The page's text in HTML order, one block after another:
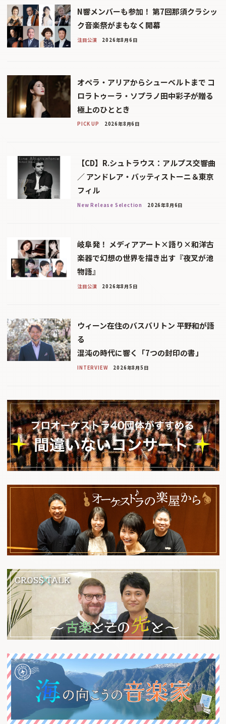
N響メンバーも参加！ 第7回那須クラシッ
ク音楽祭がまもなく開幕
注目公演 2026年8月6日
オペラ・アリアからシューベルトまで コ
ロラトゥーラ・ソプラノ田中彩子が贈る
極上のひととき
PICK UP 2026年8月6日
【CD】R.シュトラウス：アルプス交響曲
／ アンドレア・バッティストーニ＆東京
フィル
New Release Selection 2026年8月6日
岐阜発！ メディアアート×語り×和洋古
楽器で幻想の世界を描き出す『夜叉が池
物語』
注目公演 2026年8月5日
ウィーン在住のバスバリトン 平野和が語
る
混沌の時代に響く「7つの封印の書」
INTERVIEW 2026年8月5日